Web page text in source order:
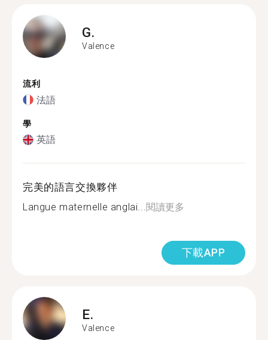
G.
Valence
流利
法語
學
英語
完美的語言交換夥伴
Langue maternelle anglai...閱讀更多
下載APP
E.
Valence